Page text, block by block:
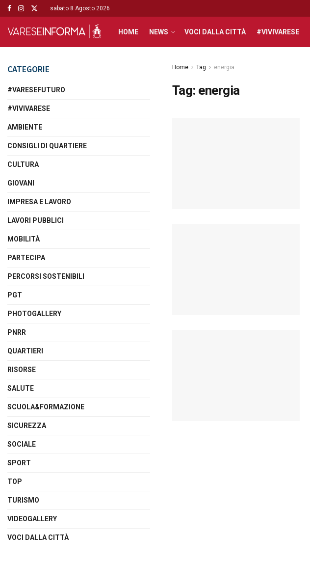
sabato 8 Agosto 2026
HOME NEWS VOCI DALLA CITTÀ #VIVIVARESE
Home Tag energia
Tag: energia
CATEGORIE
#VARESEFUTURO
#VIVIVARESE
AMBIENTE
CONSIGLI DI QUARTIERE
CULTURA
GIOVANI
IMPRESA E LAVORO
LAVORI PUBBLICI
MOBILITÀ
PARTECIPA
PERCORSI SOSTENIBILI
PGT
PHOTOGALLERY
PNRR
QUARTIERI
RISORSE
SALUTE
SCUOLA&FORMAZIONE
SICUREZZA
SOCIALE
SPORT
TOP
TURISMO
VIDEOGALLERY
VOCI DALLA CITTÀ